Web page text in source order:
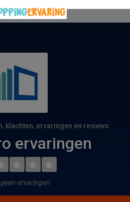
klachten, ervaringen en reviews
ervaringen
ervaringen